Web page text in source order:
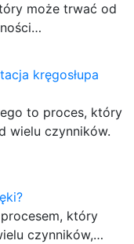
może trwać od
kręgosłupa
to proces, który
wielu czynników.
który
czynników,…